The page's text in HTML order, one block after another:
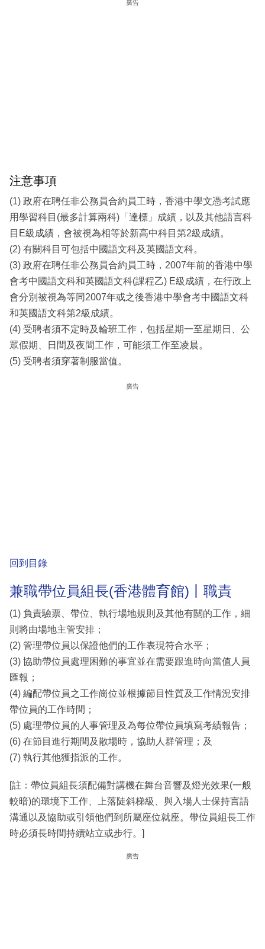
廣告
注意事項
(1) 政府在聘任非公務員合約員工時，香港中學文憑考試應
用學習科目(最多計算兩科)「達標」成績，以及其他語言科
目E級成績，會被視為相等於新高中科目第2級成績。
(2) 有關科目可包括中國語文科及英國語文科。
(3) 政府在聘任非公務員合約員工時，2007年前的香港中學
會考中國語文科和英國語文科(課程乙) E級成績，在行政上
會分別被視為等同2007年或之後香港中學會考中國語文科
和英國語文科第2級成績。
(4) 受聘者須不定時及輪班工作，包括星期一至星期日、公
眾假期、日間及夜間工作，可能須工作至凌晨。
(5) 受聘者須穿著制服當值。
廣告
回到目錄
兼職帶位員組長(香港體育館)丨職責
(1) 負責驗票、帶位、執行場地規則及其他有關的工作，細
則將由場地主管安排；
(2) 管理帶位員以保證他們的工作表現符合水平；
(3) 協助帶位員處理困難的事宜並在需要跟進時向當值人員
匯報；
(4) 編配帶位員之工作崗位並根據節目性質及工作情況安排
帶位員的工作時間；
(5) 處理帶位員的人事管理及為每位帶位員填寫考績報告；
(6) 在節目進行期間及散場時，協助人群管理；及
(7) 執行其他獲指派的工作。
[註：帶位員組長須配備對講機在舞台音響及燈光效果(一般
較暗)的環境下工作、上落陡斜梯級、與入場人士保持言語
溝通以及協助或引領他們到所屬座位就座。帶位員組長工作
時必須長時間持續站立或步行。]
廣告